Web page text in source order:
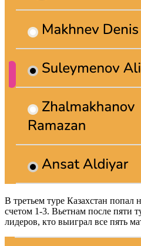
В третьем туре Казахстан попал
счетом 1-3. Вьетнам после пяти
лидеров, кто выиграл все пять